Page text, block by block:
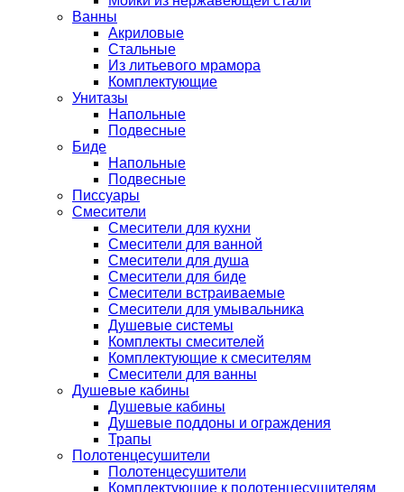
Ванны
Акриловые
Стальные
Из литьевого мрамора
Комплектующие
Унитазы
Напольные
Подвесные
Биде
Напольные
Подвесные
Писсуары
Смесители
Смесители для кухни
Смесители для ванной
Смесители для душа
Смесители для биде
Смесители встраиваемые
Смесители для умывальника
Душевые системы
Комплекты смесителей
Комплектующие к смесителям
Смесители для ванны
Душевые кабины
Душевые кабины
Душевые поддоны и ограждения
Трапы
Полотенцесушители
Полотенцесушители
Комплектующие к полотенцесушителям